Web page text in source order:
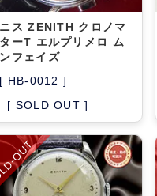
ス ZENITH クロノマ
ーT エルプリメロ ム
フェイズ
[ HB-0012 ]
[ SOLD OUT ]
OUT